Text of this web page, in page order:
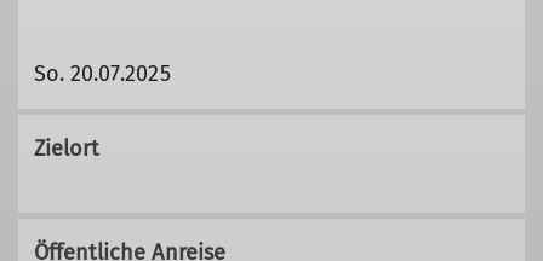
So. 20.07.2025
Zielort
Öffentliche Anreise